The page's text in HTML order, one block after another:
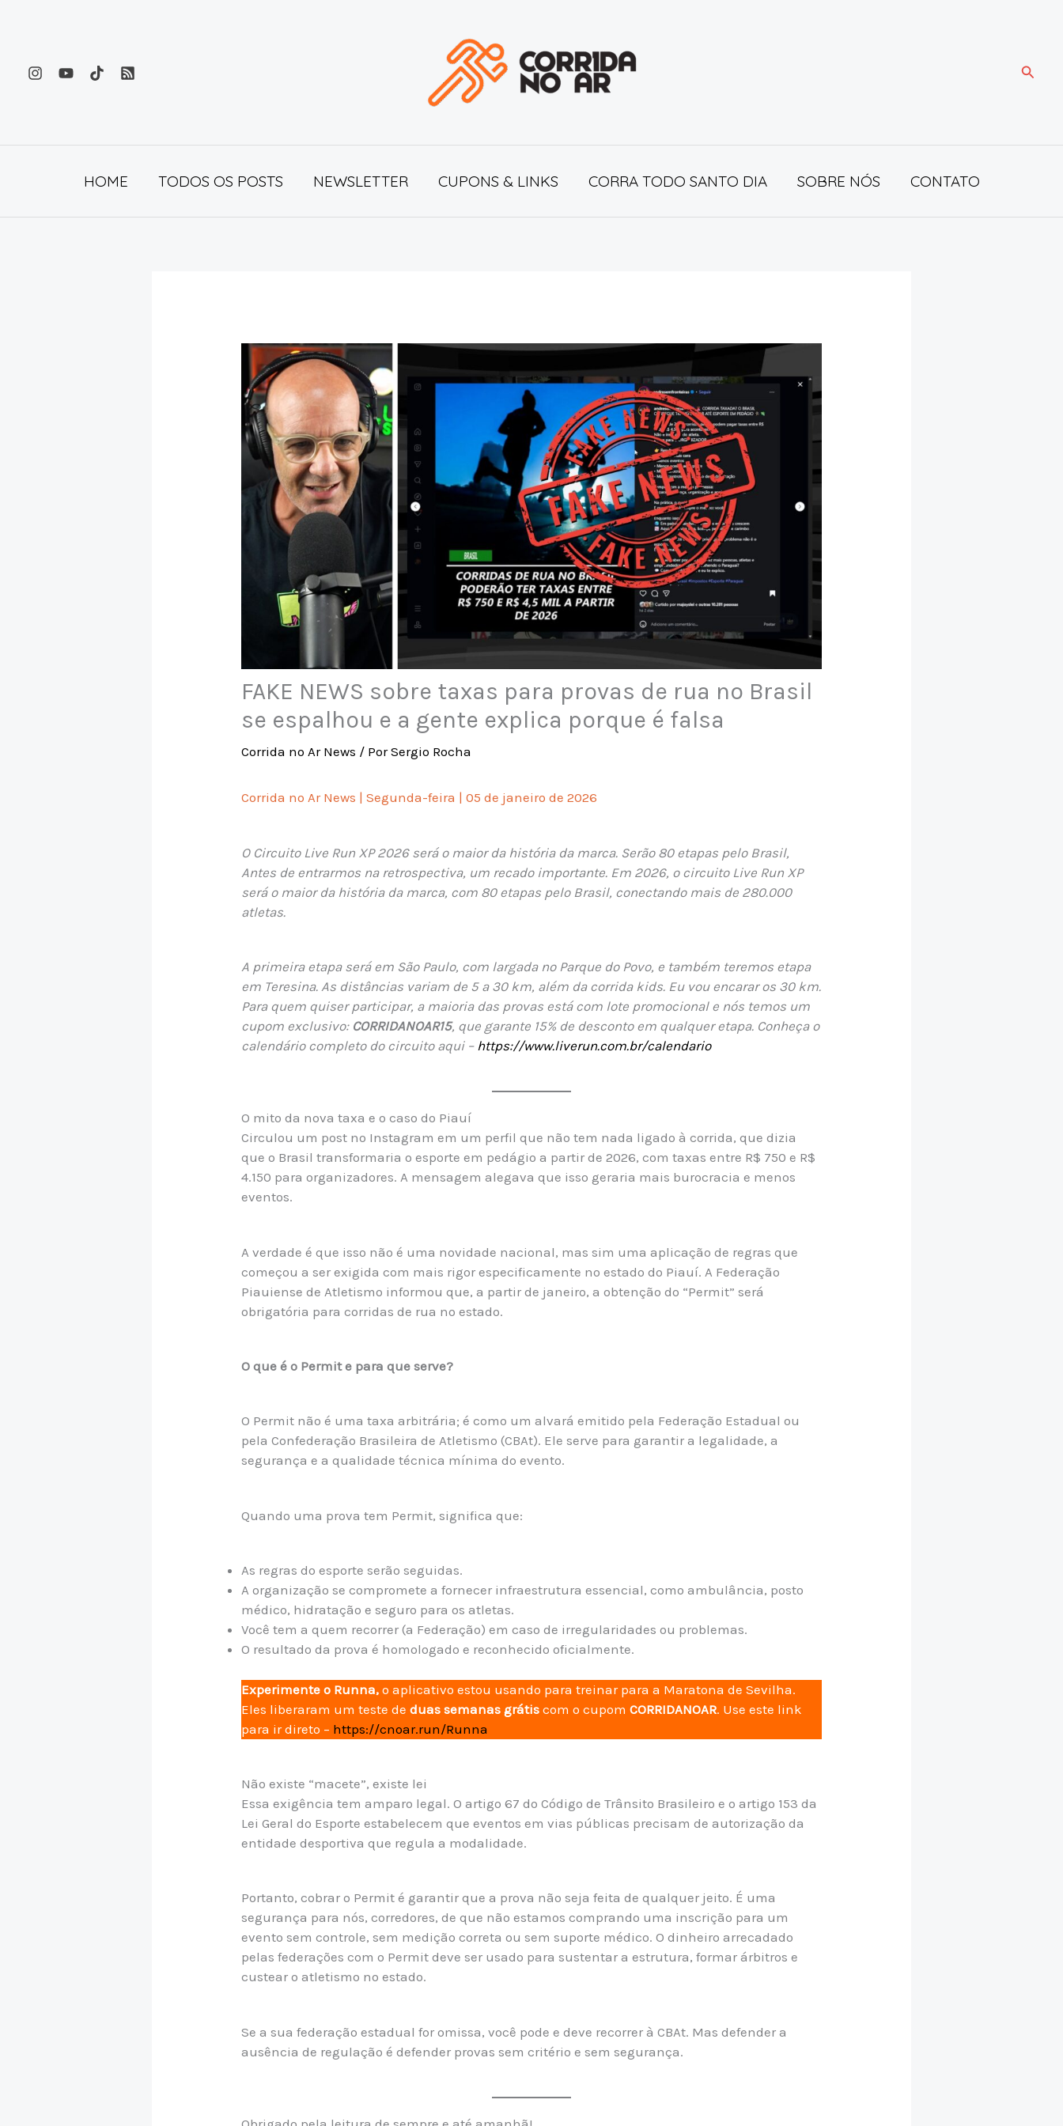
conteúdo
HOME TODOS OS POSTS NEWSLETTER CUPONS & LINKS CORRA TODO SANTO DIA SOBRE NÓS CONTATO
FAKE NEWS sobre taxas para provas de rua no Brasil
se espalhou e a gente explica porque é falsa
Corrida no Ar News / PorSergio Rocha
Corrida no Ar News | Segunda-feira | 05 de janeiro de 2026
O Circuito Live Run XP 2026 será o maior da história da marca. Serão 80 etapas pelo Brasil,
Antes de entrarmos na retrospectiva, um recado importante. Em 2026, o circuito Live Run XP
será o maior da história da marca, com 80 etapas pelo Brasil, conectando mais de 280.000
atletas.
A primeira etapa será em São Paulo, com largada no Parque do Povo, e também teremos etapa
em Teresina. As distâncias variam de 5 a 30 km, além da corrida kids. Eu vou encarar os 30 km.
Para quem quiser participar, a maioria das provas está com lote promocional e nós temos um
cupom exclusivo: CORRIDANOAR15, que garante 15% de desconto em qualquer etapa. Conheça o
calendário completo do circuito aqui – https://www.liverun.com.br/calendario
O mito da nova taxa e o caso do Piauí
Circulou um post no Instagram em um perfil que não tem nada ligado à corrida, que dizia
que o Brasil transformaria o esporte em pedágio a partir de 2026, com taxas entre R$ 750 e R$
4.150 para organizadores. A mensagem alegava que isso geraria mais burocracia e menos
eventos.
A verdade é que isso não é uma novidade nacional, mas sim uma aplicação de regras que
começou a ser exigida com mais rigor especificamente no estado do Piauí. A Federação
Piauiense de Atletismo informou que, a partir de janeiro, a obtenção do “Permit” será
obrigatória para corridas de rua no estado.
O que é o Permit e para que serve?
O Permit não é uma taxa arbitrária; é como um alvará emitido pela Federação Estadual ou
pela Confederação Brasileira de Atletismo (CBAt). Ele serve para garantir a legalidade, a
segurança e a qualidade técnica mínima do evento.
Quando uma prova tem Permit, significa que:
As regras do esporte serão seguidas.
A organização se compromete a fornecer infraestrutura essencial, como ambulância, posto
médico, hidratação e seguro para os atletas.
Você tem a quem recorrer (a Federação) em caso de irregularidades ou problemas.
O resultado da prova é homologado e reconhecido oficialmente.
Experimente o Runna,o aplicativo estou usando para treinar para a Maratona de Sevilha.
Eles liberaram um teste deduas semanas grátis com o cupomCORRIDANOAR. Use este link
para ir direto – https://cnoar.run/Runna
Não existe “macete”, existe lei
Essa exigência tem amparo legal. O artigo 67 do Código de Trânsito Brasileiro e o artigo 153 da
Lei Geral do Esporte estabelecem que eventos em vias públicas precisam de autorização da
entidade desportiva que regula a modalidade.
Portanto, cobrar o Permit é garantir que a prova não seja feita de qualquer jeito. É uma
segurança para nós, corredores, de que não estamos comprando uma inscrição para um
evento sem controle, sem medição correta ou sem suporte médico. O dinheiro arrecadado
pelas federações com o Permit deve ser usado para sustentar a estrutura, formar árbitros e
custear o atletismo no estado.
Se a sua federação estadual for omissa, você pode e deve recorrer à CBAt. Mas defender a
ausência de regulação é defender provas sem critério e sem segurança.